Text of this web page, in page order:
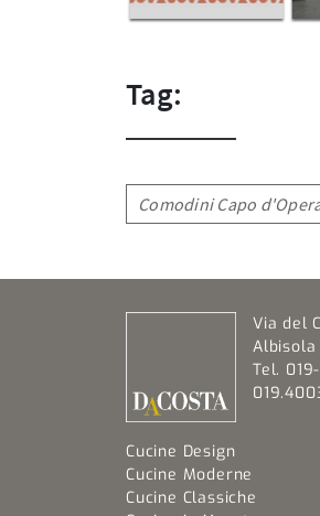
Tag:
Comodini Capo
Via del
Albisola
Tel.
Cucine Design
Cucine Moderne
Cucine Classiche